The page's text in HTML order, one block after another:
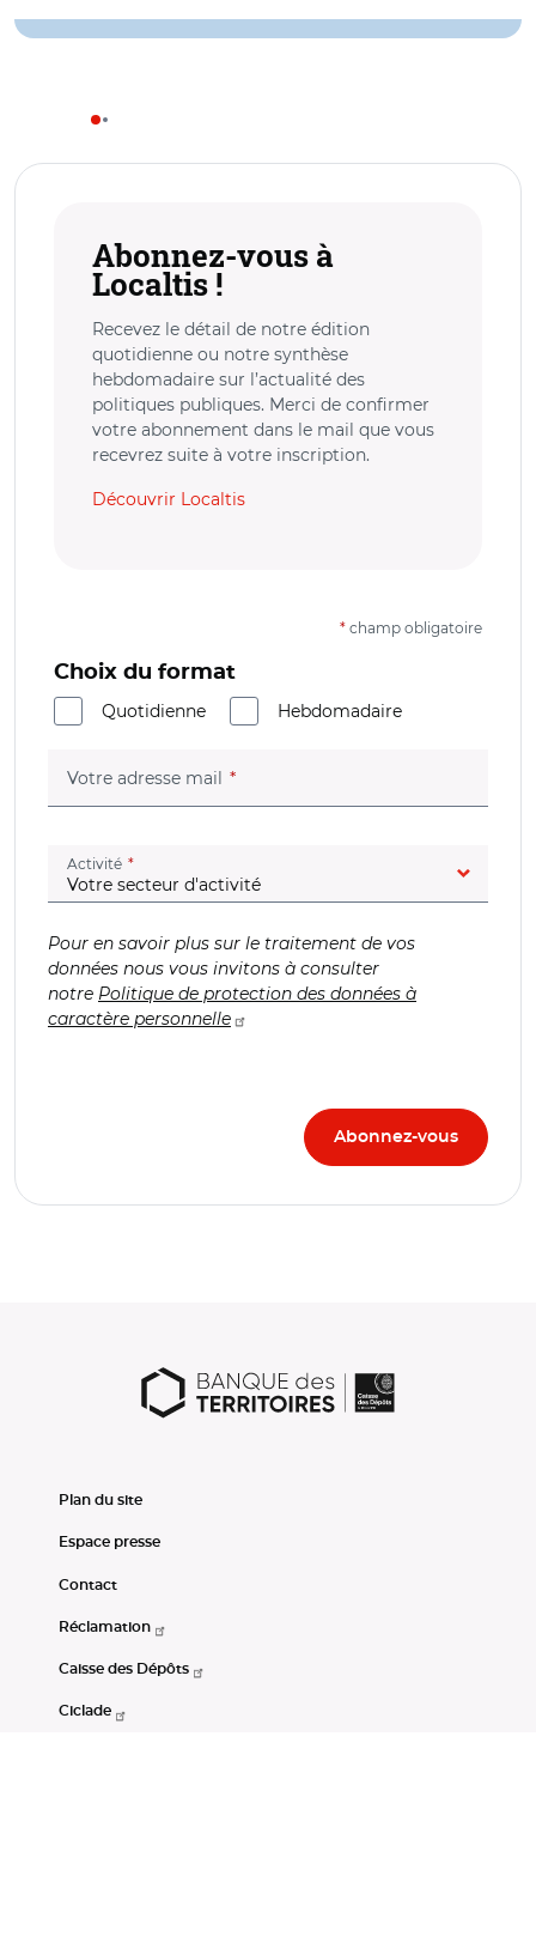
Abonnez-vous à
Localtis !
Recevez le détail de notre édition
quotidienne ou notre synthèse
hebdomadaire sur l’actualité des
politiques publiques. Merci de confirmer
votre abonnement dans le mail que vous
recevrez suite à votre inscription.
Découvrir Localtis
* champ obligatoire
Choix du format
Quotidienne
Hebdomadaire
Votre adresse mail (champ obligatoire)
Activité (champ obligatoire)
Pour en savoir plus sur le traitement de vos
données nous vous invitons à consulter
notre Politique de protection des données à
caractère personnelle
Plan du site
Espace presse
Contact
Réclamation
Caisse des Dépôts
Ciclade